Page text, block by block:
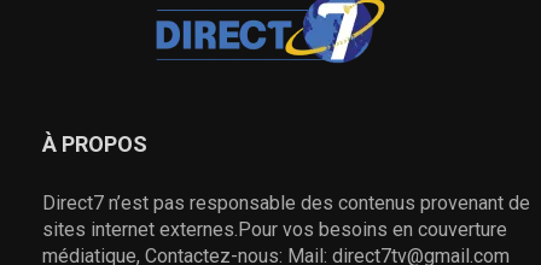
À PROPOS
Direct7 n’est pas responsable des contenus provenant de
sites internet externes.Pour vos besoins en couverture
médiatique, Contactez-nous: Mail: direct7tv@gmail.com